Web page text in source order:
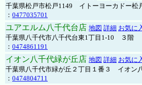
千葉県松戸市松戸1149 イトーヨーカドー松
： 0477035701
ユアエルム八千代台店 地図 詳細 お気に
千葉県八千代市八千代台東1丁目1-10 ３階
： 0474861191
イオン八千代緑が丘店 地図 詳細 お気に
千葉県八千代市緑が丘２丁目１番３ イオン
： 0474804711